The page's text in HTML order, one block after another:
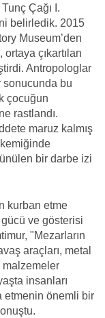
Çağı I.
belirledik. 2015
Museum’den
çıkartılan
Antropologlar
sonucunda bu
çocuğun
rastlandı.
maruz kalmış
bir darbe izi
kurban etme
ve gösterisi
"Mezarların
araçları, metal
malzemeler
insanları
etmenin önemli bir